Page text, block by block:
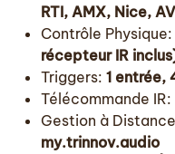
RTI, AMX, Nice,
Contrôle Physique:
récepteur IR
Triggers: 1 entrée,
Télécommande IR:
Gestion à
my.trinnov.audio